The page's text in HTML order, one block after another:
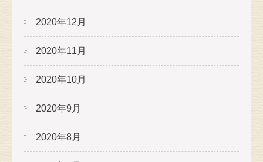
2020年12月
2020年11月
2020年10月
2020年9月
2020年8月